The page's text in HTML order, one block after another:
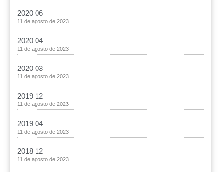
2020 06
11 de agosto de 2023
2020 04
11 de agosto de 2023
2020 03
11 de agosto de 2023
2019 12
11 de agosto de 2023
2019 04
11 de agosto de 2023
2018 12
11 de agosto de 2023